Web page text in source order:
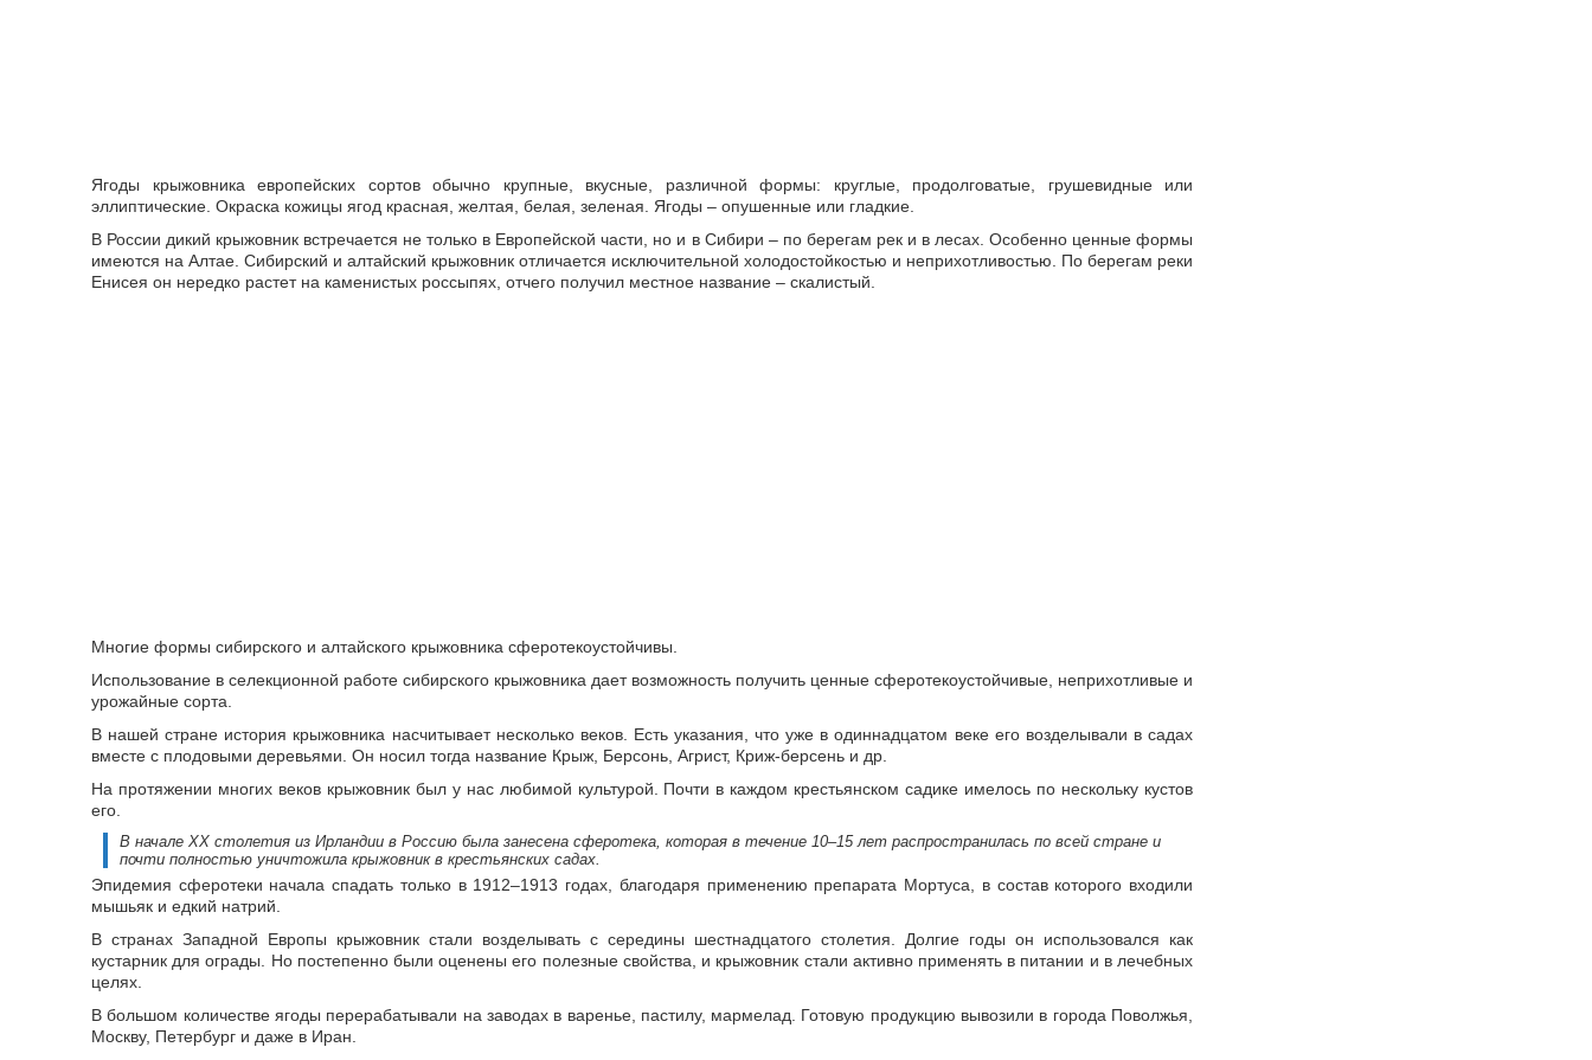
Ягоды крыжовника европейских сортов обычно крупные, вкусные, различной формы: круглые, продолговатые, грушевидные или
эллиптические. Окраска кожицы ягод красная, желтая, белая, зеленая. Ягоды – опушенные или гладкие.
В России дикий крыжовник встречается не только в Европейской части, но и в Сибири – по берегам рек и в лесах. Особенно ценные формы
имеются на Алтае. Сибирский и алтайский крыжовник отличается исключительной холодостойкостью и неприхотливостью. По берегам реки
Енисея он нередко растет на каменистых россыпях, отчего получил местное название – скалистый.
Многие формы сибирского и алтайского крыжовника сферотекоустойчивы.
Использование в селекционной работе сибирского крыжовника дает возможность получить ценные сферотекоустойчивые, неприхотливые и
урожайные сорта.
В нашей стране история крыжовника насчитывает несколько веков. Есть указания, что уже в одиннадцатом веке его возделывали в садах
вместе с плодовыми деревьями. Он носил тогда название Крыж, Берсонь, Агрист, Криж-берсень и др.
На протяжении многих веков крыжовник был у нас любимой культурой. Почти в каждом крестьянском садике имелось по нескольку кустов
его.
В начале XX столетия из Ирландии в Россию была занесена сферотека, которая в течение 10–15 лет распространилась по всей стране и
почти полностью уничтожила крыжовник в крестьянских садах.
Эпидемия сферотеки начала спадать только в 1912–1913 годах, благодаря применению препарата Мортуса, в состав которого входили
мышьяк и едкий натрий.
В странах Западной Европы крыжовник стали возделывать с середины шестнадцатого столетия. Долгие годы он использовался как
кустарник для ограды. Но постепенно были оценены его полезные свойства, и крыжовник стали активно применять в питании и в лечебных
целях.
В большом количестве ягоды перерабатывали на заводах в варенье, пастилу, мармелад. Готовую продукцию вывозили в города Поволжья,
Москву, Петербург и даже в Иран.